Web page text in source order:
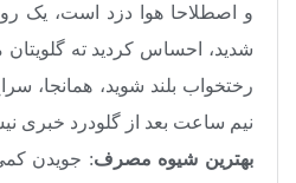
و اصطلاحا هوا دزد است، یک
شدید، احساس کردید ته گلویتان
رختخواب بلند شوید، همانجا،
نیم ساعت بعد از گلودرد خبری
بهترین شیوه مصرف: جویدن